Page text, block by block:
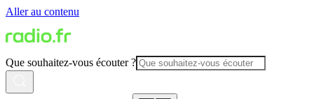
Aller au contenu
Que souhaitez-vous écouter ?